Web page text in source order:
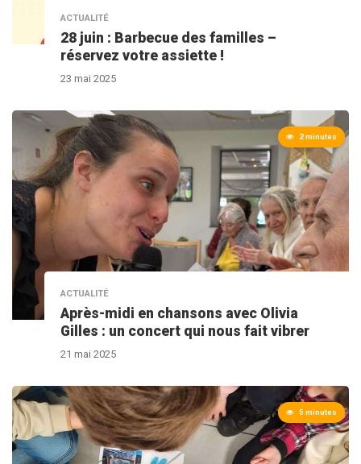
ACTUALITÉ
28 juin : Barbecue des familles –
réservez votre assiette !
23 mai 2025
2 minutes
ACTUALITÉ
Après-midi en chansons avec Olivia
Gilles : un concert qui nous fait vibrer
21 mai 2025
5 minutes